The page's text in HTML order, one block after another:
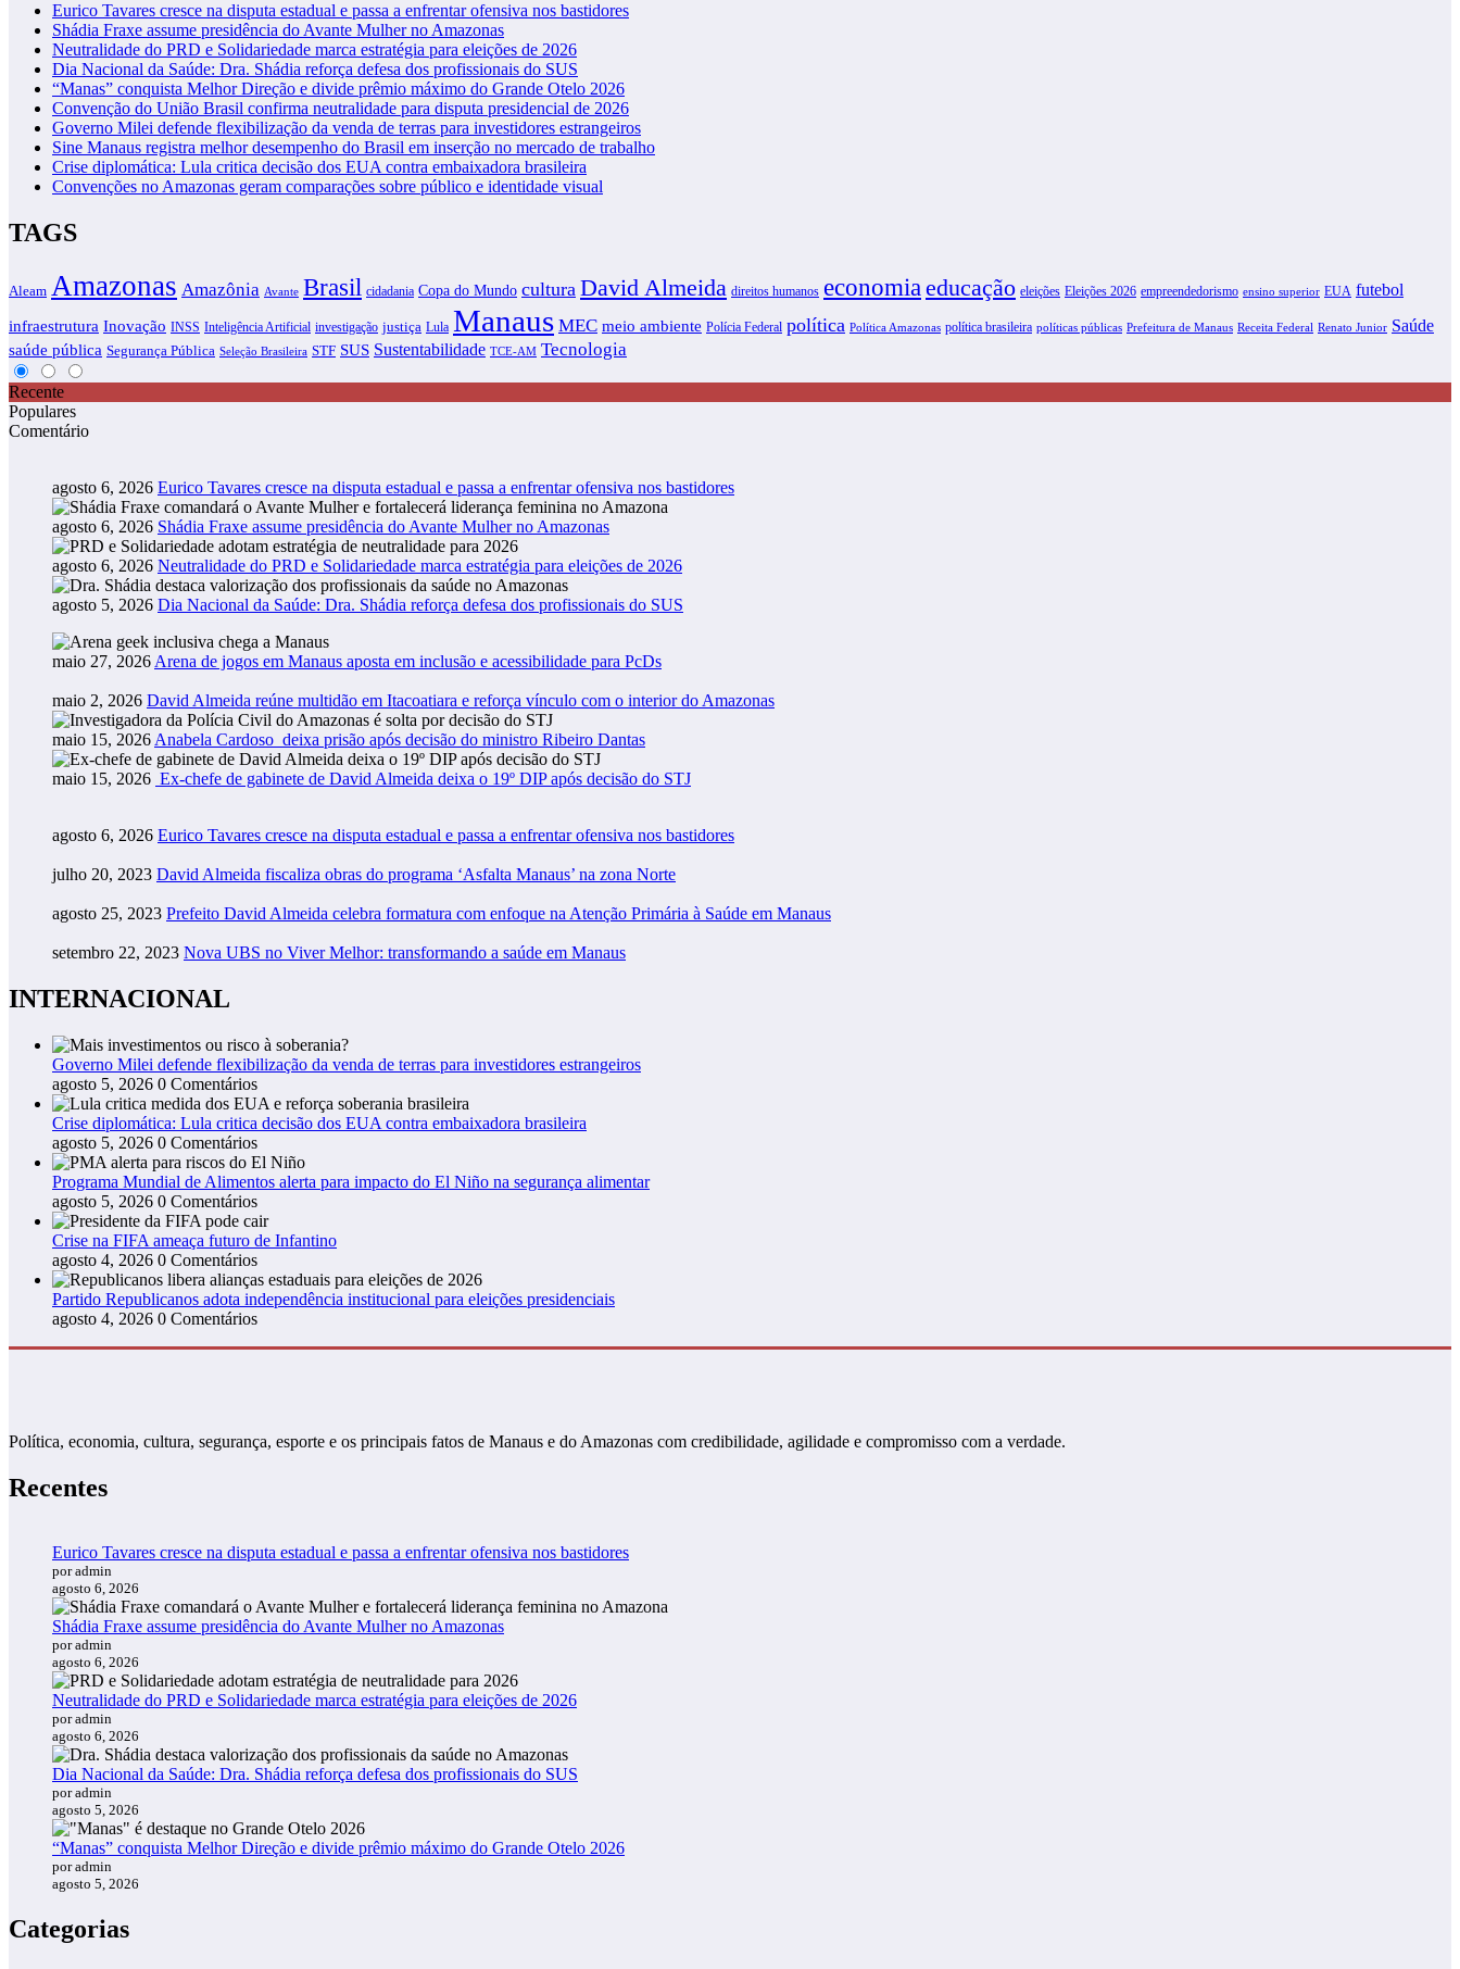
Eurico Tavares cresce na disputa estadual e passa a enfrentar ofensiva nos bastidores
Shádia Fraxe assume presidência do Avante Mulher no Amazonas
Neutralidade do PRD e Solidariedade marca estratégia para eleições de 2026
Dia Nacional da Saúde: Dra. Shádia reforça defesa dos profissionais do SUS
“Manas” conquista Melhor Direção e divide prêmio máximo do Grande Otelo 2026
Convenção do União Brasil confirma neutralidade para disputa presidencial de 2026
Governo Milei defende flexibilização da venda de terras para investidores estrangeiros
Sine Manaus registra melhor desempenho do Brasil em inserção no mercado de trabalho
Crise diplomática: Lula critica decisão dos EUA contra embaixadora brasileira
Convenções no Amazonas geram comparações sobre público e identidade visual
TAGS
Aleam Amazonas Amazônia Avante Brasil cidadania Copa do Mundo cultura David Almeida direitos humanos economia educação eleições Eleições 2026 empreendedorismo ensino superior EUA futebol
infraestrutura Inovação INSS Inteligência Artificial investigação justiça Lula Manaus MEC meio ambiente Polícia Federal política Política Amazonas política brasileira políticas públicas Prefeitura de Manaus Receita Federal Renato Junior Saúde
saúde pública Segurança Pública Seleção Brasileira STF SUS Sustentabilidade TCE-AM Tecnologia
Recente
Populares
Comentário
agosto 6, 2026 Eurico Tavares cresce na disputa estadual e passa a enfrentar ofensiva nos bastidores
agosto 6, 2026 Shádia Fraxe assume presidência do Avante Mulher no Amazonas
agosto 6, 2026 Neutralidade do PRD e Solidariedade marca estratégia para eleições de 2026
agosto 5, 2026 Dia Nacional da Saúde: Dra. Shádia reforça defesa dos profissionais do SUS
maio 27, 2026 Arena de jogos em Manaus aposta em inclusão e acessibilidade para PcDs
maio 2, 2026 David Almeida reúne multidão em Itacoatiara e reforça vínculo com o interior do Amazonas
maio 15, 2026 Anabela Cardoso deixa prisão após decisão do ministro Ribeiro Dantas
maio 15, 2026 Ex-chefe de gabinete de David Almeida deixa o 19º DIP após decisão do STJ
agosto 6, 2026 Eurico Tavares cresce na disputa estadual e passa a enfrentar ofensiva nos bastidores
julho 20, 2023 David Almeida fiscaliza obras do programa ‘Asfalta Manaus’ na zona Norte
agosto 25, 2023 Prefeito David Almeida celebra formatura com enfoque na Atenção Primária à Saúde em Manaus
setembro 22, 2023 Nova UBS no Viver Melhor: transformando a saúde em Manaus
INTERNACIONAL
Governo Milei defende flexibilização da venda de terras para investidores estrangeiros
agosto 5, 2026 0 Comentários
Crise diplomática: Lula critica decisão dos EUA contra embaixadora brasileira
agosto 5, 2026 0 Comentários
Programa Mundial de Alimentos alerta para impacto do El Niño na segurança alimentar
agosto 5, 2026 0 Comentários
Crise na FIFA ameaça futuro de Infantino
agosto 4, 2026 0 Comentários
Partido Republicanos adota independência institucional para eleições presidenciais
agosto 4, 2026 0 Comentários
Política, economia, cultura, segurança, esporte e os principais fatos de Manaus e do Amazonas com credibilidade, agilidade e compromisso com a verdade.
Recentes
Eurico Tavares cresce na disputa estadual e passa a enfrentar ofensiva nos bastidores
por admin
agosto 6, 2026
Shádia Fraxe assume presidência do Avante Mulher no Amazonas
por admin
agosto 6, 2026
Neutralidade do PRD e Solidariedade marca estratégia para eleições de 2026
por admin
agosto 6, 2026
Dia Nacional da Saúde: Dra. Shádia reforça defesa dos profissionais do SUS
por admin
agosto 5, 2026
“Manas” conquista Melhor Direção e divide prêmio máximo do Grande Otelo 2026
por admin
agosto 5, 2026
Categorias